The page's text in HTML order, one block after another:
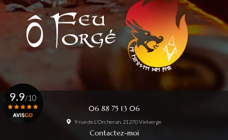
06 88 75 13 06
9 rue de L'Orcheran, 21270 Vielverge
Contactez-moi
9.9/10